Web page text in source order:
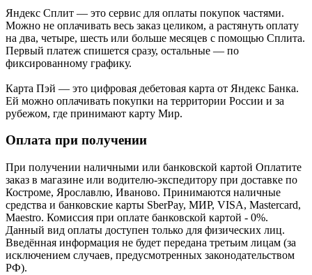
Яндекс Cплит — это сервис для оплаты покупок частями.
Можно не оплачивать весь заказ целиком, а растянуть оплату
на два, четыре, шесть или больше месяцев с помощью Сплита.
Первый платеж спишется сразу, остальные — по
фиксированному графику.
Карта Пэй — это цифровая дебетовая карта от Яндекс Банка.
Ей можно оплачивать покупки на территории России и за
рубежом, где принимают карту Мир.
Оплата при получении
При получении наличными или банковской картой Оплатите
заказ в магазине или водителю-экспедитору при доставке по
Костроме, Ярославлю, Иваново. Принимаются наличные
средства и банковские карты SberPay, МИР, VISA, Mastercard,
Maestro. Комиссия при оплате банковской картой - 0%.
Данный вид оплаты доступен только для физических лиц.
Введённая информация не будет передана третьим лицам (за
исключением случаев, предусмотренных законодательством
РФ).